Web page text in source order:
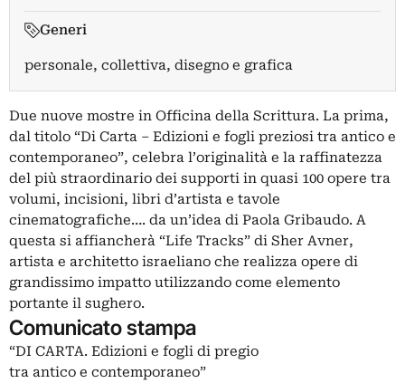
Generi
personale, collettiva, disegno e grafica
Due nuove mostre in Officina della Scrittura. La prima,
dal titolo “Di Carta – Edizioni e fogli preziosi tra antico e
contemporaneo”, celebra l’originalità e la raffinatezza
del più straordinario dei supporti in quasi 100 opere tra
volumi, incisioni, libri d’artista e tavole
cinematografiche…. da un’idea di Paola Gribaudo. A
questa si affiancherà “Life Tracks” di Sher Avner,
artista e architetto israeliano che realizza opere di
grandissimo impatto utilizzando come elemento
portante il sughero.
Comunicato stampa
“DI CARTA. Edizioni e fogli di pregio
tra antico e contemporaneo”